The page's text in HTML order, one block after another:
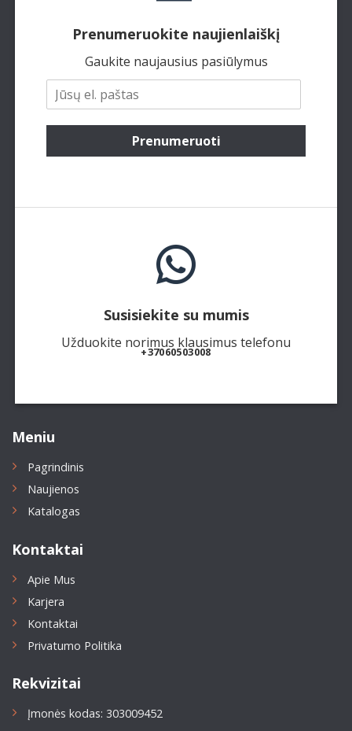
Prenumeruokite naujienlaiškį
Gaukite naujausius pasiūlymus
Prenumeruoti
Susisiekite su mumis
Užduokite norimus klausimus telefonu
+37060503008
Meniu
Pagrindinis
Naujienos
Katalogas
Kontaktai
Apie Mus
Karjera
Kontaktai
Privatumo Politika
Rekvizitai
Įmonės kodas: 303009452